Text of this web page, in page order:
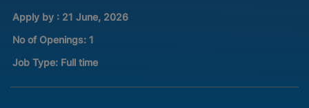
Apply by : 21 June, 2026
No of Openings: 1
Job Type: Full time